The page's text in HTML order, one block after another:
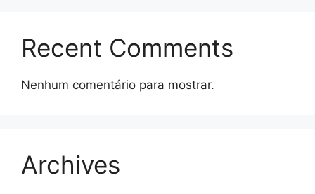
Recent Comments
Nenhum comentário para mostrar.
Archives